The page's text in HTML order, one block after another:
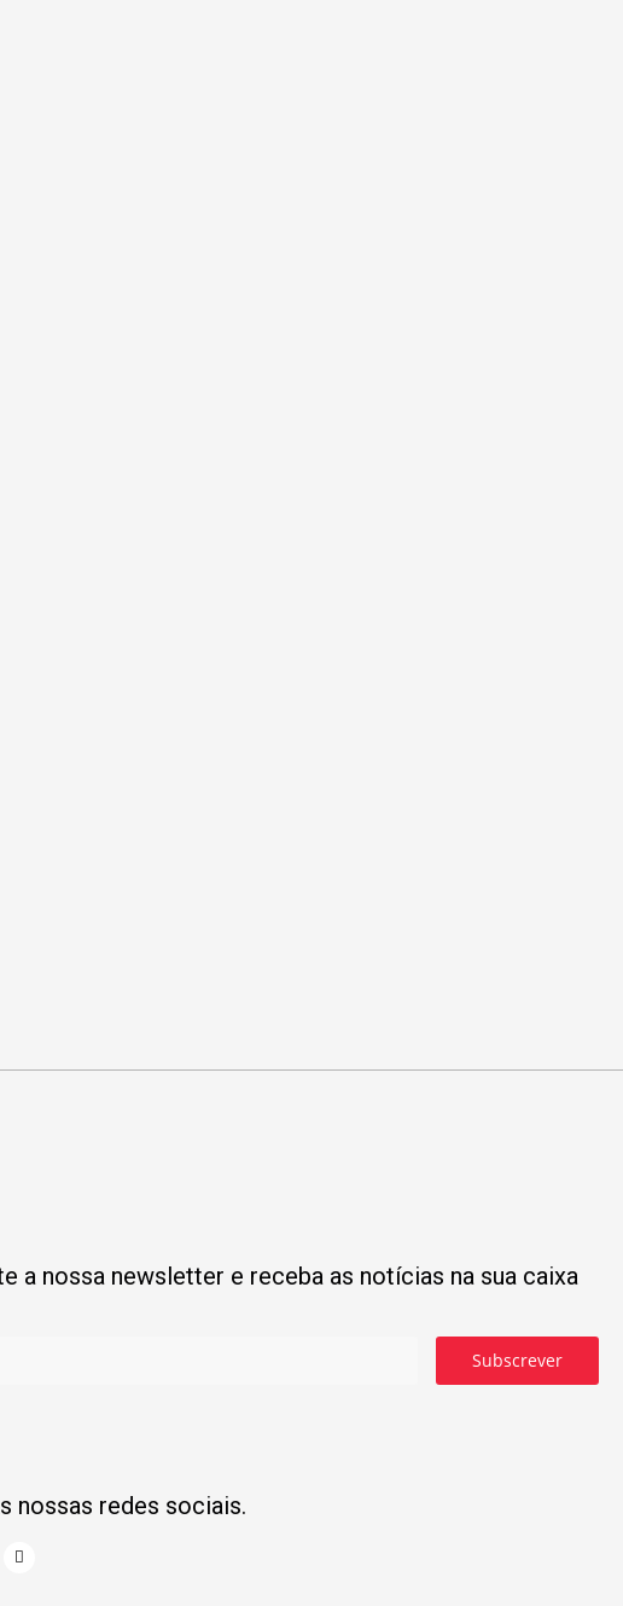
a nossa newsletter e receba as notícias na sua caixa
Subscrever
nossas redes sociais.